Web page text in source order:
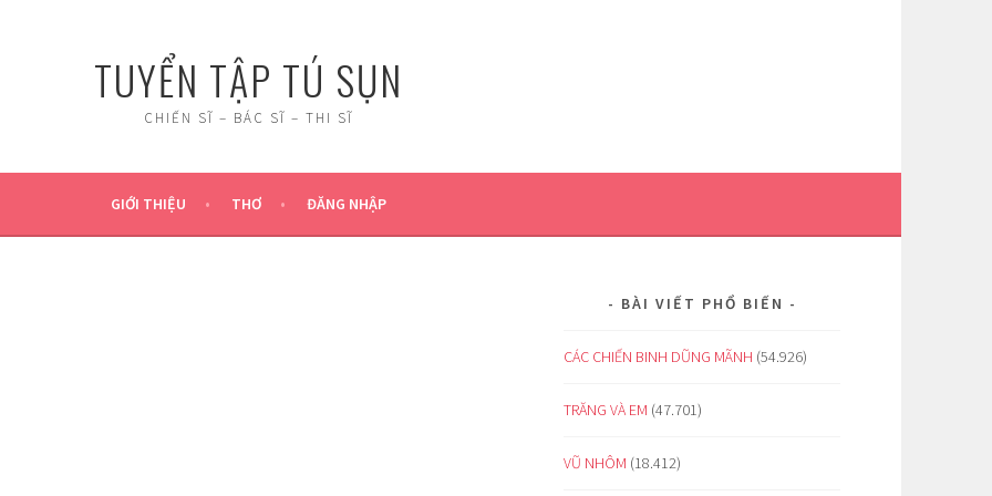
TUYỂN TẬP TÚ SỤN
CHIẾN SĨ – BÁC SĨ – THI SĨ
GIỚI THIỆU THƠ ĐĂNG NHẬP
BÀI VIẾT PHỔ BIẾN
CÁC CHIẾN BINH DŨNG MÃNH (54.926)
TRĂNG VÀ EM (47.701)
VŨ NHÔM (18.412)